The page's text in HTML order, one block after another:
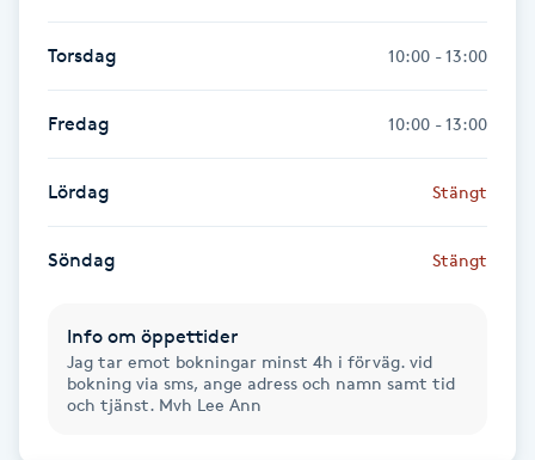
Fotvård
Fransar
Fransborttagning
Fransfärgning
Fransförlängning Megavolym
Torsdag 10:00 - 13:00
Fredag 10:00 - 13:00
Lördag Stängt
Söndag Stängt
Info om öppettider
Jag tar emot bokningar minst 4h i förväg. vid
bokning via sms, ange adress och namn samt tid
och tjänst. Mvh Lee Ann